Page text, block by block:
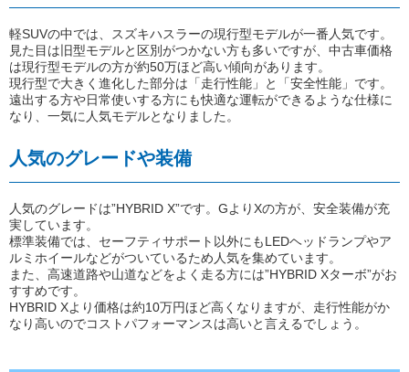
軽SUVの中では、スズキハスラーの現行型モデルが一番人気です。
見た目は旧型モデルと区別がつかない方も多いですが、中古車価格
は現行型モデルの方が約50万ほど高い傾向があります。
現行型で大きく進化した部分は「走行性能」と「安全性能」です。
遠出する方や日常使いする方にも快適な運転ができるような仕様に
なり、一気に人気モデルとなりました。
人気のグレードや装備
人気のグレードは”HYBRID X”です。GよりXの方が、安全装備が充
実しています。
標準装備では、セーフティサポート以外にもLEDヘッドランプやア
ルミホイールなどがついているため人気を集めています。
また、高速道路や山道などをよく走る方には”HYBRID Xターボ”がお
すすめです。
HYBRID Xより価格は約10万円ほど高くなりますが、走行性能がか
なり高いのでコストパフォーマンスは高いと言えるでしょう。